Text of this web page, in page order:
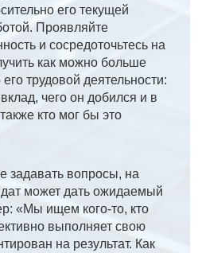
его текущей
Проявляйте
и сосредоточьтесь на
как можно больше
трудовой деятельности:
чего он добился и в
кто мог бы это
задавать вопросы, на
может дать ожидаемый
«Мы ищем кого-то, кто
выполняет свою
на результат. Как